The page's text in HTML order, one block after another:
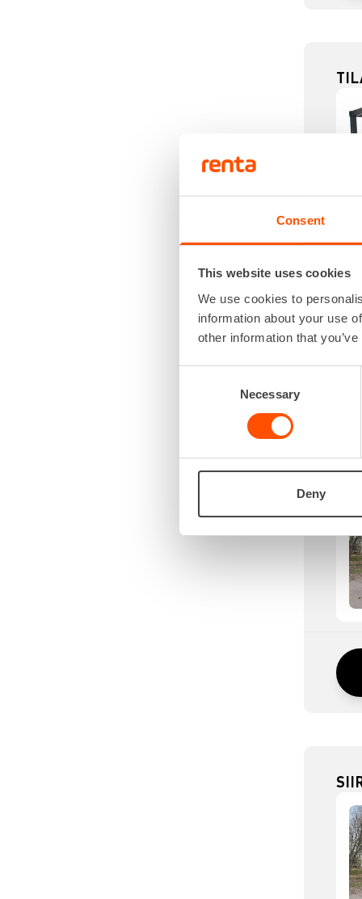
Consent
This website uses cookies
We use cookies to
information about your use
other information that
Necessary
Deny